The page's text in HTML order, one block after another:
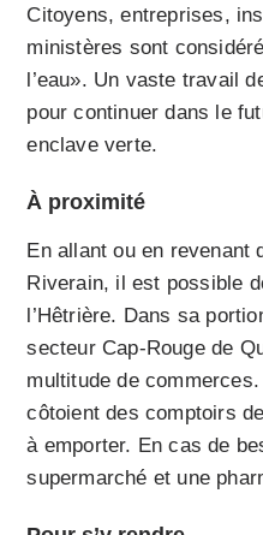
Citoyens, entreprises,
ministères sont
l’eau». Un vaste travail
pour continuer dans le
enclave verte.
À proximité
En allant ou en revenant
Riverain, il est possible
l’Hêtrière. Dans sa
secteur Cap-Rouge de
multitude de
côtoient des comptoirs
à emporter. En cas de
supermarché et une